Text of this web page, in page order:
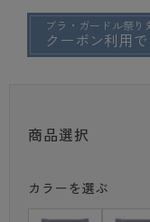
パワーネットは肌に直
ました。
・フリーカット生地で
・M…30cm丈、
ブラ・ガードル祭り
クーポン利用
商品選択
カラーを選ぶ